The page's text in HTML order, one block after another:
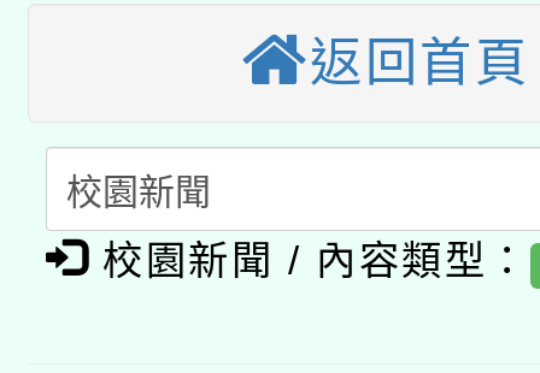
接種對象擴大為「滿6
接種之民眾」措施，延
月28日止
業技術研究院辦理「
動」
115年8月22日(星期六
桃園市孔廟祈福系列
開 智慧啟航」
2026年桃園地景藝術
「2026桃園藝術巡演
關事宜
轉知教育部國民及學前
國立臺灣師範大學辦
函轉國家教育研究院中
返回首頁
校園新聞 / 內容類型：